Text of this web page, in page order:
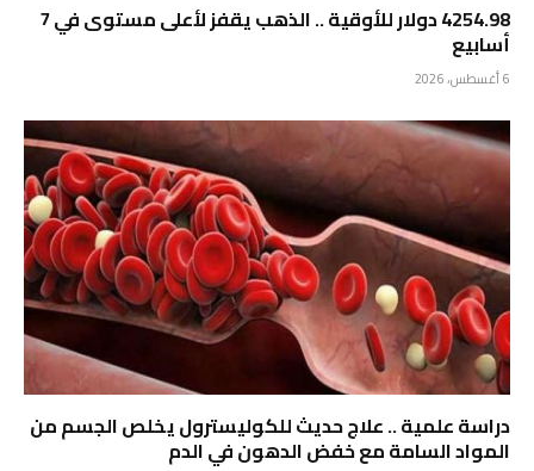
4254.98 دولار للأوقية .. الذهب يقفز لأعلى مستوى في 7
أسابيع
6 أغسطس، 2026
دراسة علمية .. علاج حديث للكوليسترول يخلص الجسم من
المواد السامة مع خفض الدهون في الدم